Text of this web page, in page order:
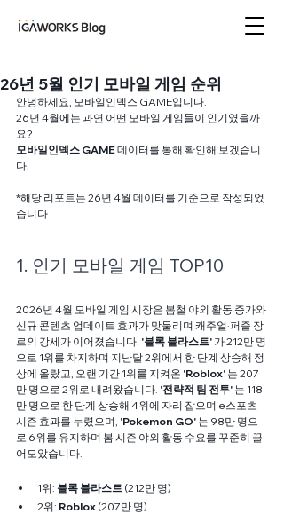
26년 5월 인기 모바일 게임 순위
안녕하세요, 모바일인덱스 GAME입니다.
26년 4월에는 과연 어떤 모바일 게임들이 인기였을까
요?
모바일인덱스 GAME 데이터를 통해 확인해 보겠습니
다.
*해당 리포트는 26년 4월 데이터를 기준으로 작성되었
습니다.
1. 인기 모바일 게임 TOP10
2026년 4월 모바일 게임 시장은 봄철 야외 활동 증가와
신규 콘텐츠 업데이트 효과가 맞물리며 캐주얼·퍼즐 장
르의 강세가 이어졌습니다. '블록 블라스트' 가 212만 명
으로 1위를 차지하며 지난달 2위에서 한 단계 상승해 정
상에 올랐고, 오랜 기간 1위를 지켜온 'Roblox' 는 207
만 명으로 2위로 내려왔습니다. '전략적 팀 전투' 는 118
만 명으로 한 단계 상승해 4위에 자리 잡으며 e스포츠
시즌 효과를 누렸으며, 'Pokemon GO' 는 98만 명으
로 6위를 유지하며 봄 시즌 야외 활동 수요를 꾸준히 끌
어모았습니다.
1위: 블록 블라스트 (212만 명)
2위: Roblox (207만 명)